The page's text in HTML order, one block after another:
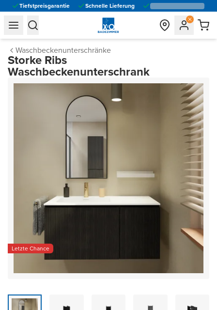
Tiefstpreisgarantie Schnelle Lieferung
general.navigation.toggle_menu.label
general.navigation.toggle_menu.label
Waschbeckenunterschränke
Storke Ribs
Waschbeckenunterschrank
Letzte Chance